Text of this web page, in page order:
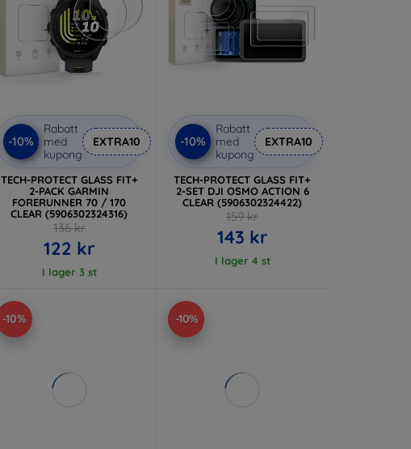
-10%
Rabatt
med
kupong
EXTRA10
TECH-PROTECT GLASS FIT+
2-PACK GARMIN
FORERUNNER 70 / 170
CLEAR (5906302324316)
136 kr
122 kr
I lager 3 st
-10%
Rabatt
med
kupong
EXTRA10
TECH-PROTECT GLASS FIT+
2-SET DJI OSMO ACTION 6
CLEAR (5906302324422)
159 kr
143 kr
I lager 4 st
-10% -10%